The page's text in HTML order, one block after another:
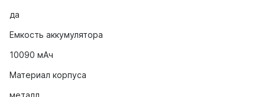
да
Емкость аккумулятора
10090 мАч
Материал корпуса
металл